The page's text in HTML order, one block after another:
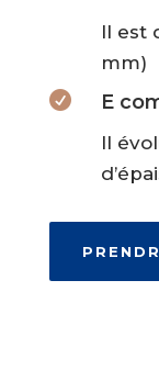
Il est
mm)

E
Il